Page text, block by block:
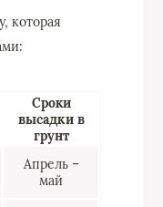
которая
Сроки
высадки в
грунт
Апрель –
май